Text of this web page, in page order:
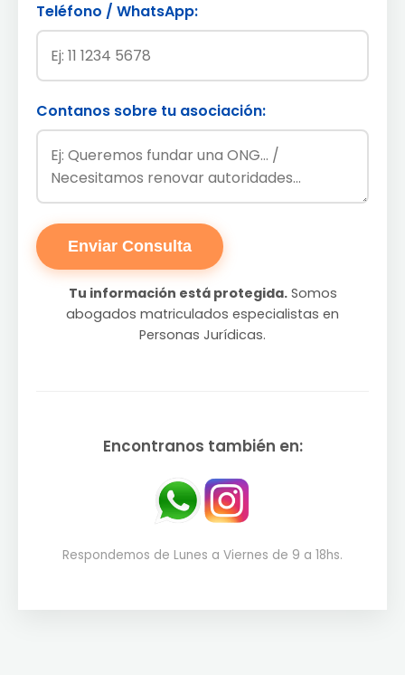
Teléfono / WhatsApp:
Contanos sobre tu asociación:
Enviar Consulta
Tu información está protegida.Somos
abogados matriculados especialistas en
Personas Jurídicas.
Encontranos también en:
Respondemos de Lunes a Viernes de 9 a 18hs.